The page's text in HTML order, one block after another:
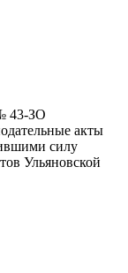
43-ЗО
акты
силу
Ульяновской